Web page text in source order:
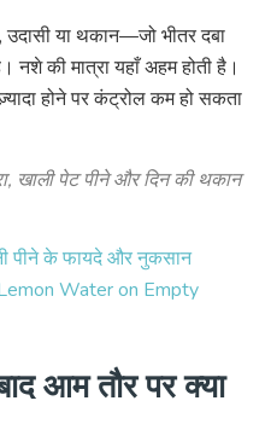
उदासी या थकान—जो भीतर दबा
नशे की मात्रा यहाँ अहम होती है।
होने पर कंट्रोल कम हो सकता
खाली पेट पीने और दिन की थकान
पीने के फायदे और नुकसान
Water on Empty
आम तौर पर क्या